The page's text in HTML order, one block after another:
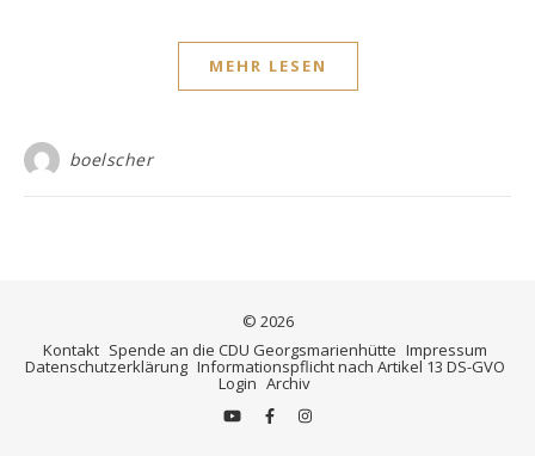
MEHR LESEN
boelscher
© 2026
Kontakt Spende an die CDU Georgsmarienhütte Impressum
Datenschutzerklärung Informationspflicht nach Artikel 13 DS-GVO
Login Archiv